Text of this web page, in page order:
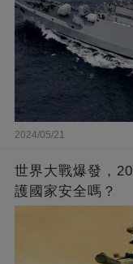
2024/05/21
世界大戰爆發，
護國家安全嗎？